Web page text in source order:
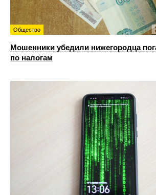
Общество
Мошенники убедили нижегородца
по налогам